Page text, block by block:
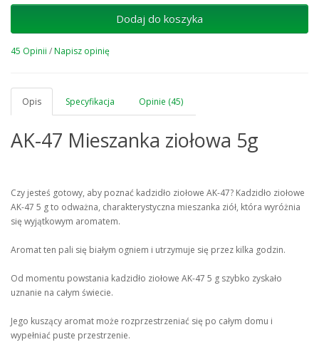
Dodaj do koszyka
45 Opinii /Napisz opinię
Opis Specyfikacja Opinie (45)
AK-47 Mieszanka ziołowa 5g
Czy jesteś gotowy, aby poznać kadzidło ziołowe AK-47? Kadzidło ziołowe
AK-47 5 g to odważna, charakterystyczna mieszanka ziół, która wyróżnia
się wyjątkowym aromatem.
Aromat ten pali się białym ogniem i utrzymuje się przez kilka godzin.
Od momentu powstania kadzidło ziołowe AK-47 5 g szybko zyskało
uznanie na całym świecie.
Jego kuszący aromat może rozprzestrzeniać się po całym domu i
wypełniać puste przestrzenie.